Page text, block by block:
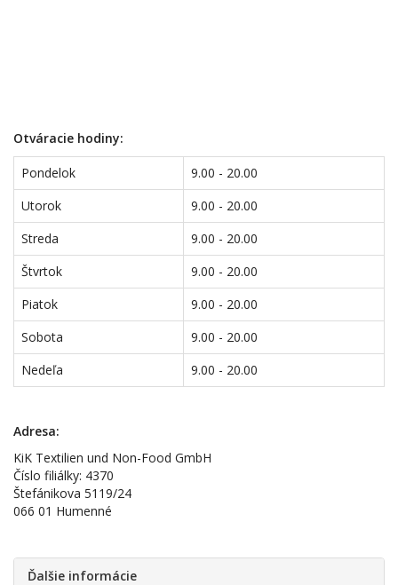
Otváracie hodiny:
Pondelok
9.00 - 20.00
Utorok
9.00 - 20.00
Streda
9.00 - 20.00
Štvrtok
9.00 - 20.00
Piatok
9.00 - 20.00
Sobota
9.00 - 20.00
Nedeľa
9.00 - 20.00
Adresa:
KiK Textilien und Non-Food GmbH
Číslo filiálky: 4370
Štefánikova 5119/24
066 01 Humenné
Ďalšie informácie